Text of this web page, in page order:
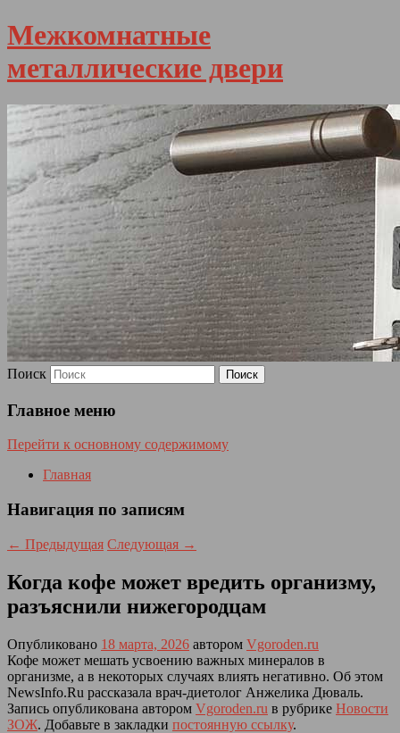
Межкомнатные
металлические двери
Поиск
Главное меню
Перейти к основному содержимому
Главная
Навигация по записям
← Предыдущая Следующая →
Когда кофе может вредить организму,
разъяснили нижегородцам
Опубликовано 18 марта, 2026 автором Vgoroden.ru
Кофе может мешать усвоению важных минералов в
организме, а в некоторых случаях влиять негативно. Об этом
NewsInfo.Ru рассказала врач-диетолог Анжелика Дюваль.
Запись опубликована автором Vgoroden.ru в рубрике Новости
ЗОЖ. Добавьте в закладки постоянную ссылку.